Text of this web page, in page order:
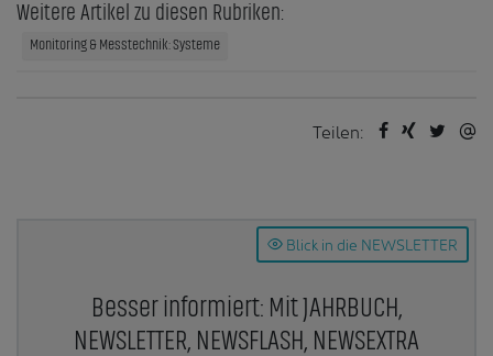
Weitere Artikel zu diesen Rubriken:
Monitoring & Messtechnik: Systeme
Teilen:
Blick in die NEWSLETTER
Besser informiert: Mit JAHRBUCH,
NEWSLETTER, NEWSFLASH, NEWSEXTRA